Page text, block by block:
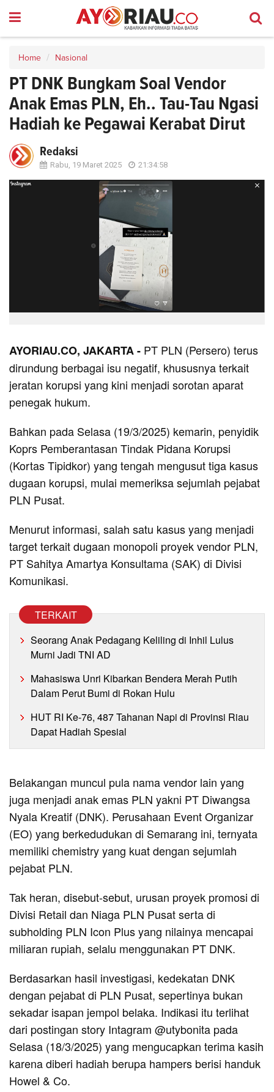
Home Nasional
PT DNK Bungkam Soal Vendor
Anak Emas PLN, Eh.. Tau-Tau Ngasi
Hadiah ke Pegawai Kerabat Dirut
Redaksi
Rabu, 19 Maret 2025 21:34:58
AYORIAU.CO, JAKARTA - PT PLN (Persero) terus
dirundung berbagai isu negatif, khususnya terkait
jeratan korupsi yang kini menjadi sorotan aparat
penegak hukum.
Bahkan pada Selasa (19/3/2025) kemarin, penyidik
Koprs Pemberantasan Tindak Pidana Korupsi
(Kortas Tipidkor) yang tengah mengusut tiga kasus
dugaan korupsi, mulai memeriksa sejumlah pejabat
PLN Pusat.
Menurut informasi, salah satu kasus yang menjadi
target terkait dugaan monopoli proyek vendor PLN,
PT Sahitya Amartya Konsultama (SAK) di Divisi
Komunikasi.
TERKAIT
Seorang Anak Pedagang Keliling di Inhil Lulus
Murni Jadi TNI AD
Mahasiswa Unri Kibarkan Bendera Merah Putih
Dalam Perut Bumi di Rokan Hulu
HUT RI Ke-76, 487 Tahanan Napi di Provinsi Riau
Dapat Hadiah Spesial
Belakangan muncul pula nama vendor lain yang
juga menjadi anak emas PLN yakni PT Diwangsa
Nyala Kreatif (DNK). Perusahaan Event Organizar
(EO) yang berkedudukan di Semarang ini, ternyata
memiliki chemistry yang kuat dengan sejumlah
pejabat PLN.
Tak heran, disebut-sebut, urusan proyek promosi di
Divisi Retail dan Niaga PLN Pusat serta di
subholding PLN Icon Plus yang nilainya mencapai
miliaran rupiah, selalu menggunakan PT DNK.
Berdasarkan hasil investigasi, kedekatan DNK
dengan pejabat di PLN Pusat, sepertinya bukan
sekadar isapan jempol belaka. Indikasi itu terlihat
dari postingan story Intagram @utybonita pada
Selasa (18/3/2025) yang mengucapkan terima kasih
karena diberi hadiah berupa hampers berisi handuk
Howel & Co.